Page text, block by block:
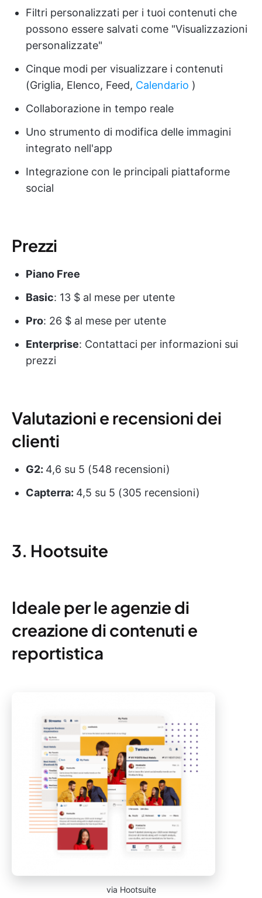
Filtri personalizzati per i tuoi contenuti che
possono essere salvati come "Visualizzazioni
personalizzate"
Cinque modi per visualizzare i contenuti
(Griglia, Elenco, Feed, Calendario )
Collaborazione in tempo reale
Uno strumento di modifica delle immagini
integrato nell'app
Integrazione con le principali piattaforme
social
Prezzi
Piano Free
Basic: 13 $ al mese per utente
Pro: 26 $ al mese per utente
Enterprise: Contattaci per informazioni sui
prezzi
Valutazioni e recensioni dei
clienti
G2: 4,6 su 5 (548 recensioni)
Capterra: 4,5 su 5 (305 recensioni)
3. Hootsuite
Ideale per le agenzie di
creazione di contenuti e
reportistica
via Hootsuite